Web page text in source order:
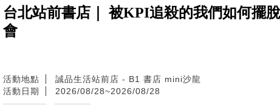
台北站前書店｜ 被KPI追殺的我們如何
會
活動地點
誠品生活站前店 - B1 書店 mini沙龍
活動日期
2026/08/28~2026/08/28